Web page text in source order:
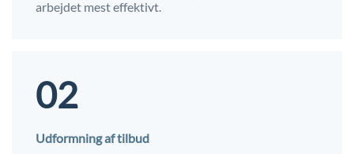
arbejdet mest effektivt.
02
Udformning af tilbud